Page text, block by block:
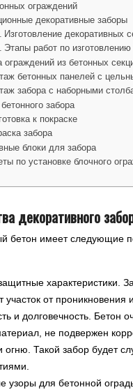
ограждений
декоративные заборы
Изготовление декоративных
Этапы работ по изготовлению
ограждений из бетонных
бетонных панелей с
забора с наборными
забора
к покраске
забора
блоки для забора
по установке блочного
декоративного
бетон имеет следующие
характеристики.
от проникновения
и долговечность. Бетон
не подвержен
огню. Такой забор будет
узоры для бетонной